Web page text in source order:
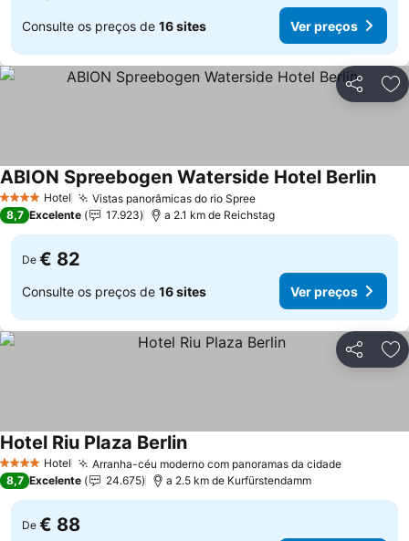
Consulte os preços de 16 sites Ver preços
Partilhar
4 EstrelasHotel Vistas panorâmicas do rio SpreeVer preços
ABION Spreebogen Waterside Hotel BerlinVer
8,7 Excelente 17.923 a 2.1 km de Reichstag
De € 82
Consulte os preços de 16 sites Ver preços
Partilhar
4 EstrelasHotel Arranha-céu moderno com panoramas da cidadeVer
Hotel Riu Plaza BerlinVer preços
8,7 Excelente 24.675 a 2.5 km de Kurfürstendamm
De € 88